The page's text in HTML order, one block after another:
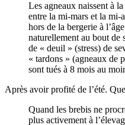
Les agneaux naissent à
entre la mi-mars et la mi-
hors de la bergerie à
naturellement au bout de
de « deuil » (stress) de
« tardons » (agneaux de
sont tués à 8 mois au
Après avoir profité de l’été.
Quand les brebis ne
plus activement à